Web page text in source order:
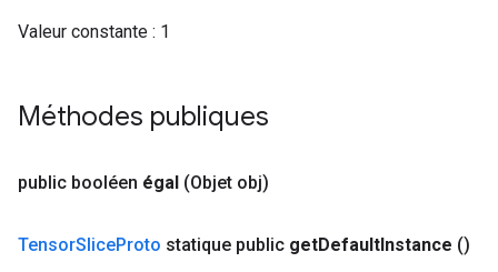
Valeur constante : 1
Méthodes publiques
public booléen égal (Objet obj)
TensorSliceProto statique public getDefaultInstance ()